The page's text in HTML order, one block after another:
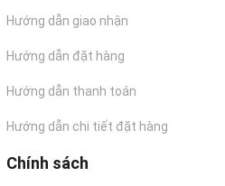
Hướng dẫn giao nhận
Hướng dẫn đặt hàng
Hướng dẫn thanh toán
Hướng dẫn chi tiết đặt hàng
Chính sách